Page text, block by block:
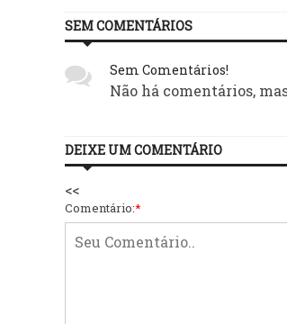
SEM COMENTÁRIOS
Sem Comentários!
Não há comentários,
DEIXE UM COMENTÁRIO
<<
Comentário:*